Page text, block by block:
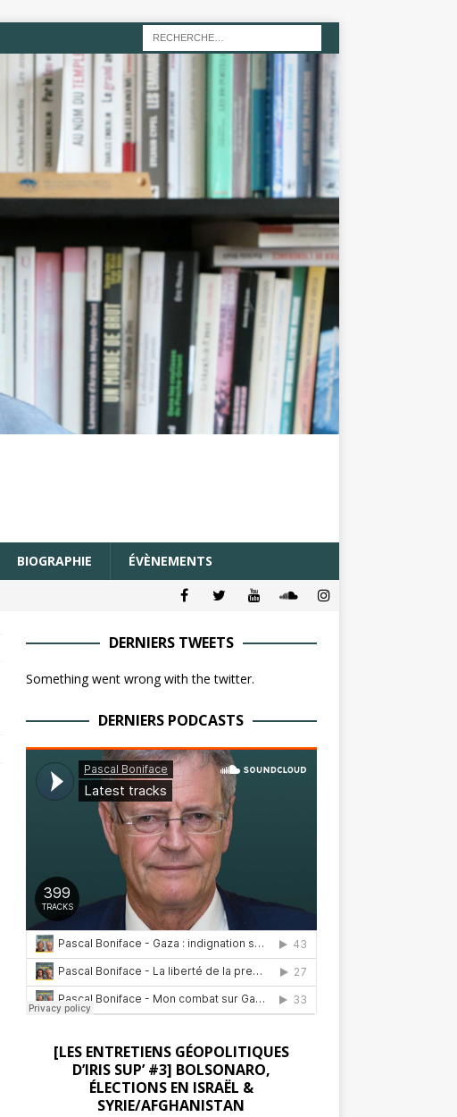
BIOGRAPHIE ÉVÈNEMENTS
DERNIERS TWEETS
Something went wrong with the twitter.
DERNIERS PODCASTS
[LES ENTRETIENS GÉOPOLITIQUES
D’IRIS SUP’ #3] BOLSONARO,
ÉLECTIONS EN ISRAËL &
SYRIE/AFGHANISTAN